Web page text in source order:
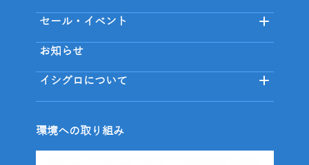
セール・イベント
お知らせ
イシグロについて
環境への取り組み